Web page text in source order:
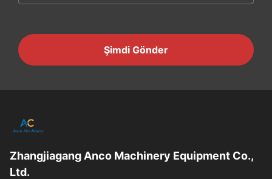
Şimdi Gönder
Zhangjiagang Anco Machinery Equipment Co.,
Ltd.